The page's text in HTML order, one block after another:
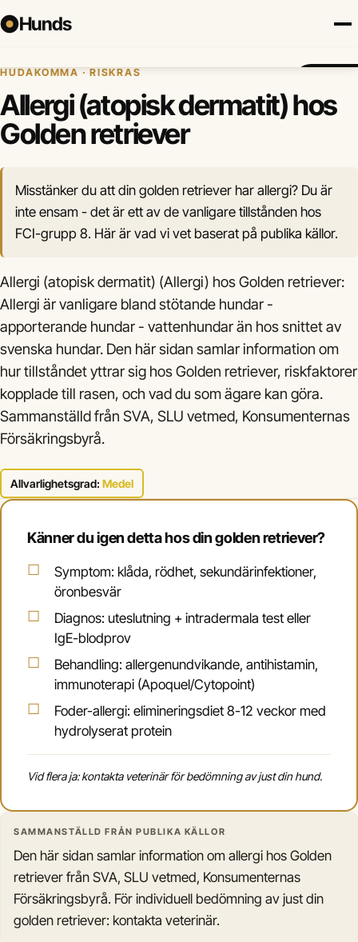
Hunds
Försäkring Hundraser
HUDÅKOMMA · RISKRAS
Allergi (atopisk dermatit) hos
Golden retriever
Misstänker du att din golden retriever har allergi? Du är
inte ensam - det är ett av de vanligare tillstånden hos
FCI-grupp 8. Här är vad vi vet baserat på publika källor.
Allergi (atopisk dermatit) (Allergi) hos Golden retriever:
Allergi är vanligare bland stötande hundar -
apporterande hundar - vattenhundar än hos snittet av
svenska hundar. Den här sidan samlar information om
hur tillståndet yttrar sig hos Golden retriever, riskfaktorer
kopplade till rasen, och vad du som ägare kan göra.
Sammanställd från SVA, SLU vetmed, Konsumenternas
Försäkringsbyrå.
Allvarlighetsgrad: Medel
Känner du igen detta hos din golden retriever?
Symptom: klåda, rödhet, sekundärinfektioner,
öronbesvär
Diagnos: uteslutning + intradermala test eller
IgE-blodprov
Behandling: allergenundvikande, antihistamin,
immunoterapi (Apoquel/Cytopoint)
Foder-allergi: elimineringsdiet 8-12 veckor med
hydrolyserat protein
Vid flera ja: kontakta veterinär för bedömning av just din hund.
SAMMANSTÄLLD FRÅN PUBLIKA KÄLLOR
Den här sidan samlar information om allergi hos Golden
retriever från SVA, SLU vetmed, Konsumenternas
Försäkringsbyrå. För individuell bedömning av just din
golden retriever: kontakta veterinär.